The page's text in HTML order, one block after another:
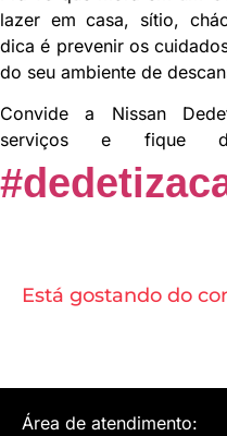
lazer em casa, sítio,
dica é prevenir os
do seu ambiente de
Convide a Nissan
serviços e fique
Está gostando do
Área de atendimento: